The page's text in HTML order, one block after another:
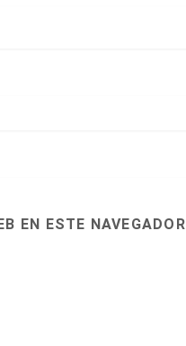
EN ESTE NAVEGADOR